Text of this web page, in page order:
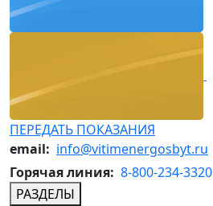
ПЕРЕДАТЬ ПОКАЗАНИЯ
email: info@vitimenergosbyt.ru
Горячая линия: 8-800-234-3320
РАЗДЕЛЫ